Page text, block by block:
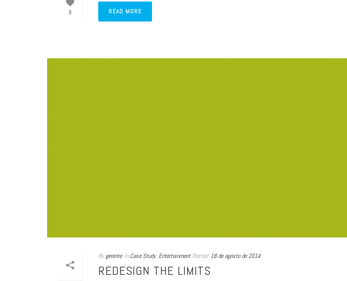
0 READ MORE
Bygerente InCase Study, EntertainmentPosted 18 de agosto de 2014
REDESIGN THE LIMITS